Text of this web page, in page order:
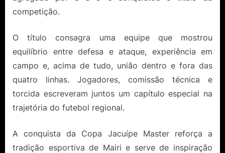
competição.
O título consagra uma equipe que mostrou
equilíbrio entre defesa e ataque, experiência em
campo e, acima de tudo, união dentro e fora das
quatro linhas. Jogadores, comissão técnica e
torcida escreveram juntos um capítulo especial na
trajetória do futebol regional.
A conquista da Copa Jacuípe Master reforça a
tradição esportiva de Mairi e serve de inspiração